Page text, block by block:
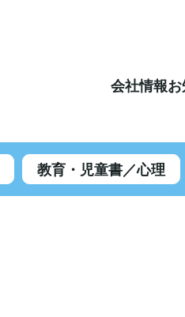
会社情報
教育・児童書／心理